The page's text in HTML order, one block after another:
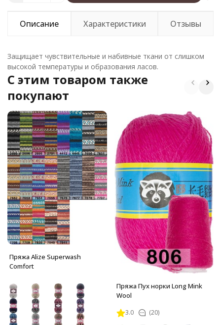
Описание Характеристики Отзывы
Защищает чувствительные и набивные ткани от слишком
высокой температуры и образования ласов.
C этим товаром также
покупают
Пряжа Alize Superwash
Comfort
Пряжа Пух норки Long Mink
Wool
3.0 (20)